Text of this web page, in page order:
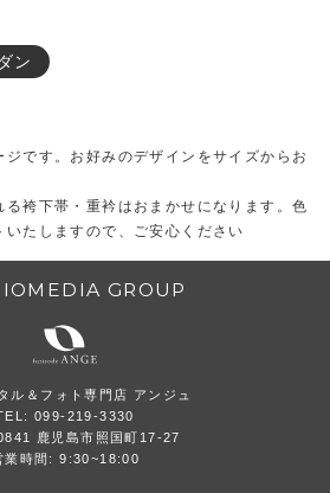
ン
です。お好みのデザインをサイズからお
袴下帯・重衿はおまかせになります。色
たしますので、ご安心ください
GROUP
ル＆フォト専門店 アンジュ
099-219-3330
鹿児島市照国町17-27
業時間: 9:30~18:00